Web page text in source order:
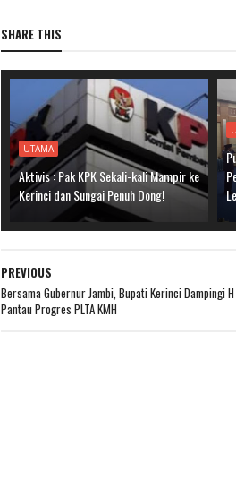
SHARE THIS
UTAMA
Aktivis : Pak KPK Sekali-kali Mampir ke
Kerinci dan Sungai Penuh Dong!
PREVIOUS
Bersama Gubernur Jambi, Bupati Kerinci Dampingi
Pantau Progres PLTA KMH